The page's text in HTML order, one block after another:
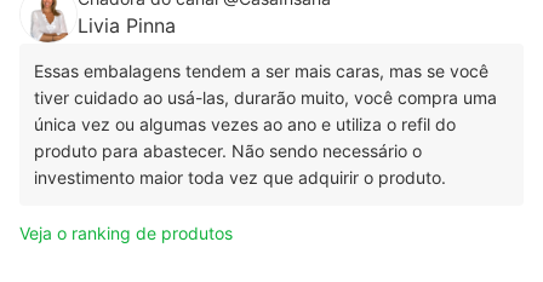
Livia Pinna
Essas embalagens tendem a ser mais caras, mas se você
tiver cuidado ao usá-las, durarão muito, você compra uma
única vez ou algumas vezes ao ano e utiliza o refil do
produto para abastecer. Não sendo necessário o
investimento maior toda vez que adquirir o produto.
Veja o ranking de produtos